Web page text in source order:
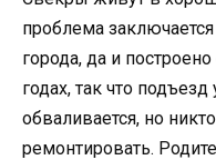
проблема
города, да и
годах, так что
обваливается, но
ремонтировать.